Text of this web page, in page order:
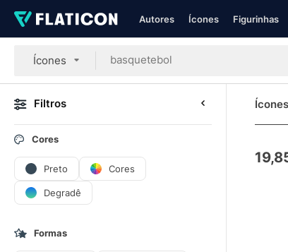
Autores Ícones Figurinhas
Ícones
Filtros
Cores
Preto Cores
Degradê
Formas
Ícones